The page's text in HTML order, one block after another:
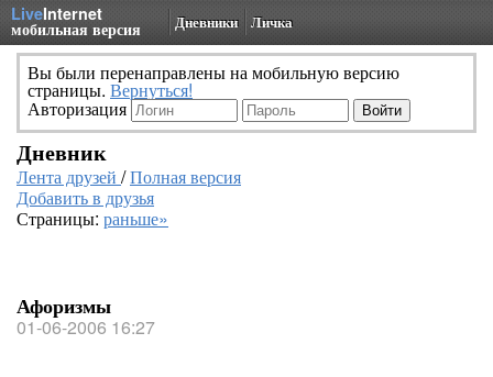
LiveInternet
мобильная версия Дневники Личка
Вы были перенаправлены на мобильную версию
страницы. Вернуться!
Авторизация
Дневник
Лента друзей /Полная версия
Добавить в друзья
Страницы: раньше»
Афоризмы
01-06-2006 16:27